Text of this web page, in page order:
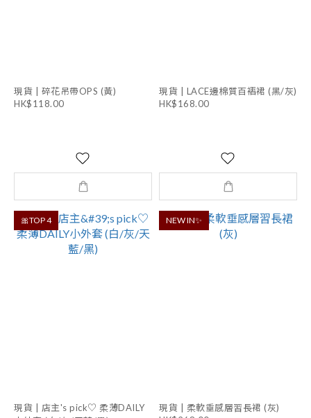
現貨 | 碎花吊帶OPS (黃)
HK$118.00
現貨 | LACE邊棉質百褶裙 (黑/灰)
HK$168.00
🎀TOP 4
現貨 | 店主's pick♡ 柔薄DAILY
NEW IN✨
現貨 | 柔軟垂感層習長裙 (灰)